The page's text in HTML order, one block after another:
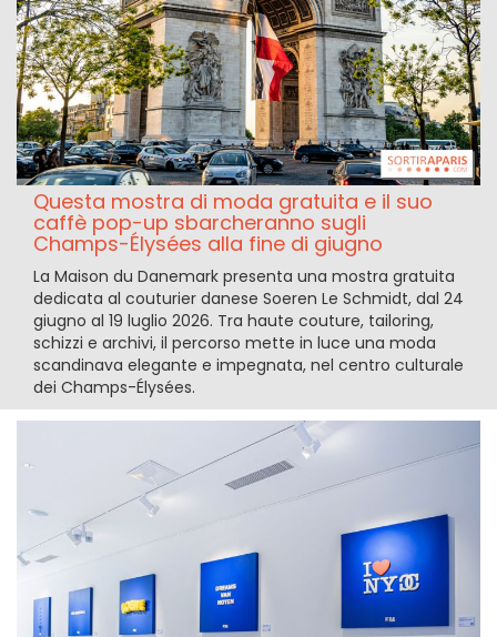
Questa mostra di moda gratuita e il suo
caffè pop-up sbarcheranno sugli
Champs-Élysées alla fine di giugno
La Maison du Danemark presenta una mostra gratuita
dedicata al couturier danese Soeren Le Schmidt, dal 24
giugno al 19 luglio 2026. Tra haute couture, tailoring,
schizzi e archivi, il percorso mette in luce una moda
scandinava elegante e impegnata, nel centro culturale
dei Champs-Élysées.